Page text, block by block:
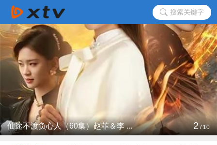
搜索关键字
仙途不渡负心人（60集）赵菲＆李 ... 2/10